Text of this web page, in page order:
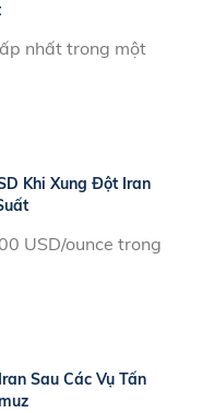
nhất trong một
Khi Xung Đột Iran
USD/ounce trong
Sau Các Vụ Tấn